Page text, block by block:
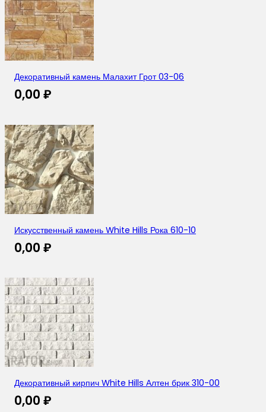
Декоративный камень Малахит Грот 03-06
0,00 ₽
Искусственный камень White Hills Рока 610-10
0,00 ₽
Декоративный кирпич White Hills Алтен брик 310-00
0,00 ₽